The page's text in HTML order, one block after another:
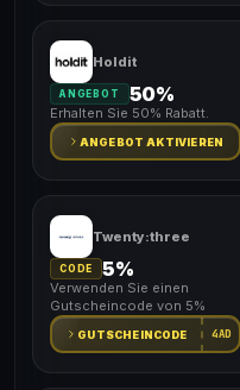
Holdit
ANGEBOT 50%
Erhalten Sie 50% Rabatt.
ANGEBOT AKTIVIEREN
Twenty:three
CODE 5%
Verwenden Sie einen
Gutscheincode von 5%
GUTSCHEINCODE 4AD